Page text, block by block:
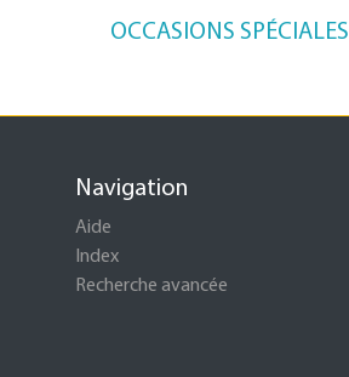
OCCASIONS SPÉCIALES
Navigation
Aide
Index
Recherche avancée